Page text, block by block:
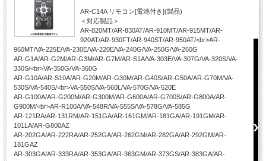
AR-C14A リモコン[電池付き](製品)
＜対応製品＞
AR-820MT/AR-830AT/AR-910MT/AR-915MT/AR-
920AT/AR-930FT/AR-940ST/AR-950AT/<br>AR-
960MT/VA-225E/VA-230E/VA-220E/VA-240G/VA-250G/VA-260G
AR-G1A/AR-G2M/AR-G3M/AR-G7M/AR-S1A/VA-303E/VA-307G/VA-320S/VA-
330S/<br>VA-350G/VA-360G
AR-G10A/AR-S10A/AR-G20M/AR-G30M/AR-G40S/AR-G50A/AR-G70M/VA-
530S/VA-540S/<br>VA-550S/VA-560L/VA-570G/VA-520E
AR-G100A/AR-G200M/AR-G300M/AR-G600A/AR-G700S/AR-G800A/AR-
G900M/<br>AR-R100A/VA-548R/VA-555S/VA-578G/VA-585G
AR-121RA/AR-131RM/AR-151GA/AR-161GM/AR-181GA/AR-191GM/AR-
101LA/AR-G800AZ
AR-202GA/AR-222RA/AR-252GA/AR-262GM/AR-282GA/AR-292GM/AR-
181GAZ
AR-303GA/AR-333RA/AR-353GA/AR-363GM/AR-373GS/AR-383GA/AR-